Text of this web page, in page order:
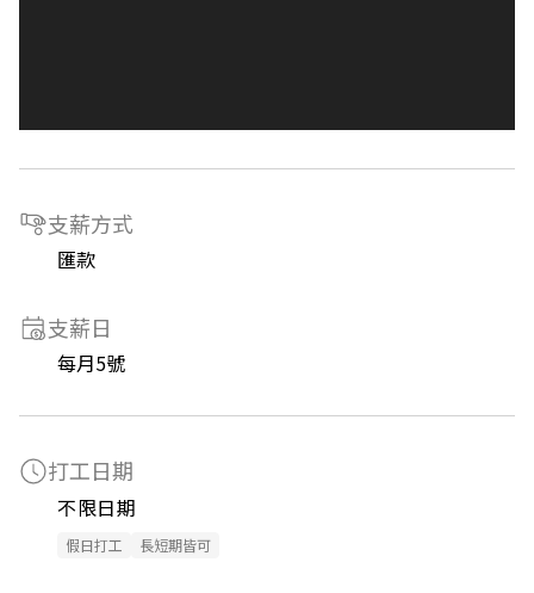
支薪方式
匯款
支薪日
每月5號
打工日期
不限日期
假日打工 長短期皆可